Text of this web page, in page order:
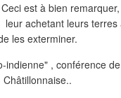
est à bien
achetant leurs
les exterminer.